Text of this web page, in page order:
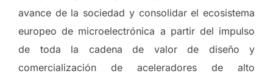
avance de la sociedad y consolidar el ecosistema
europeo de microelectrónica a partir del impulso
de toda la cadena de valor de diseño y
comercialización de aceleradores de alto